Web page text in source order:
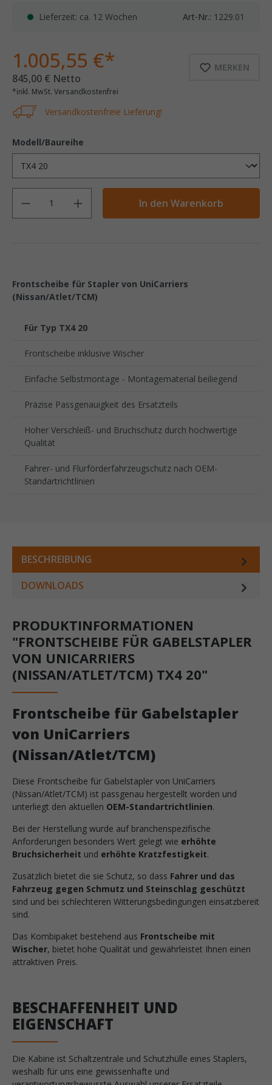
Lieferzeit: ca. 12 Wochen Art-Nr.: 1229.01
MERKEN
1.005,55 €*
845,00 € Netto
*inkl. MwSt. Versandkostenfrei
Versandkostenfreie Lieferung!
Modell/Baureihe
Anzahl
In den Warenkorb
Frontscheibe für Stapler von UniCarriers
(Nissan/Atlet/TCM)
Für Typ TX4 20
Frontscheibe inklusive Wischer
Einfache Selbstmontage - Montagematerial beiliegend
Präzise Passgenauigkeit des Ersatzteils
Hoher Verschleiß- und Bruchschutz durch hochwertige
Qualität
Fahrer- und Flurförderfahrzeugschutz nach OEM-
Standartrichtlinien
BESCHREIBUNG
DOWNLOADS
PRODUKTINFORMATIONEN
"FRONTSCHEIBE FÜR GABELSTAPLER
VON UNICARRIERS
(NISSAN/ATLET/TCM) TX4 20"
Frontscheibe für Gabelstapler
von UniCarriers
(Nissan/Atlet/TCM)
Diese Frontscheibe für Gabelstapler von UniCarriers
(Nissan/Atlet/TCM) ist passgenau hergestellt worden und
unterliegt den aktuellen OEM-Standartrichtlinien.
Bei der Herstellung wurde auf branchenspezifische
Anforderungen besonders Wert gelegt wie erhöhte
Bruchsicherheit und erhöhte Kratzfestigkeit.
Zusätzlich bietet die sie Schutz, so dass Fahrer und das
Fahrzeug gegen Schmutz und Steinschlag geschützt
sind und bei schlechteren Witterungsbedingungen einsatzbereit
sind.
Das Kombipaket bestehend aus Frontscheibe mit
Wischer, bietet hohe Qualität und gewährleistet Ihnen einen
attraktiven Preis.
BESCHAFFENHEIT UND
EIGENSCHAFT
Die Kabine ist Schaltzentrale und Schutzhülle eines Staplers,
weshalb für uns eine gewissenhafte und